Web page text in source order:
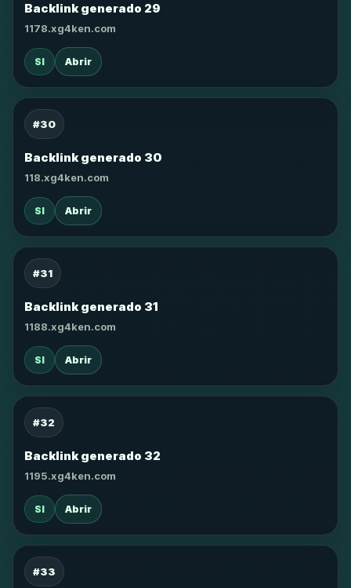
Backlink generado 29
1178.xg4ken.com
SI Abrir
#30
Backlink generado 30
118.xg4ken.com
SI Abrir
#31
Backlink generado 31
1188.xg4ken.com
SI Abrir
#32
Backlink generado 32
1195.xg4ken.com
SI Abrir
#33